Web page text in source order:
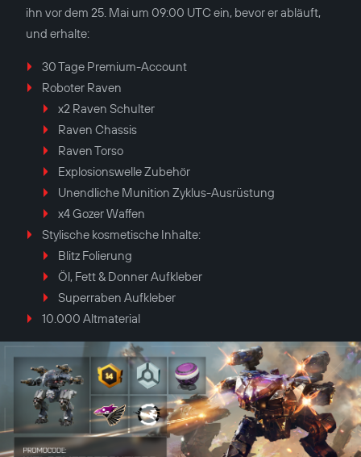
ihn vor dem 25. Mai um 09:00 UTC ein, bevor er abläuft,
und erhalte:
30 Tage Premium-Account
Roboter Raven
x2 Raven Schulter
Raven Chassis
Raven Torso
Explosionswelle Zubehör
Unendliche Munition Zyklus-Ausrüstung
x4 Gozer Waffen
Stylische kosmetische Inhalte:
Blitz Folierung
Öl, Fett & Donner Aufkleber
Superraben Aufkleber
10.000 Altmaterial